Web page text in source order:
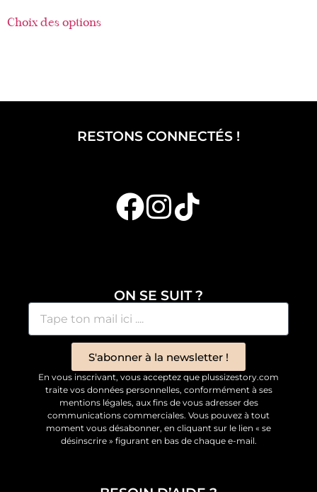
Choix des options
RESTONS CONNECTÉS !
ON SE SUIT ?
S'abonner à la newsletter !
En vous inscrivant, vous acceptez que plussizestory.com
traite vos données personnelles, conformément à ses
mentions légales, aux fins de vous adresser des
communications commerciales. Vous pouvez à tout
moment vous désabonner, en cliquant sur le lien « se
désinscrire » figurant en bas de chaque e-mail.